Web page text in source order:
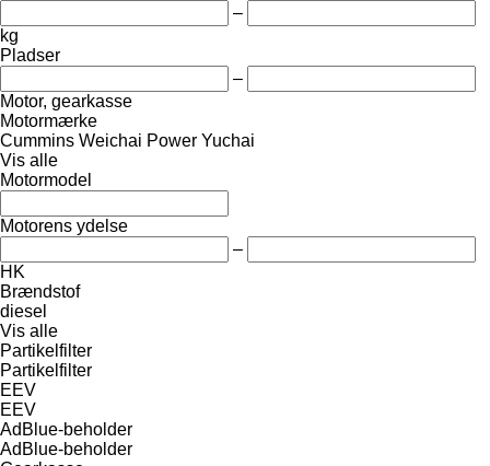
–
kg
Pladser
–
Motor, gearkasse
Motormærke
Cummins Weichai Power Yuchai
Vis alle
Motormodel
Motorens ydelse
–
HK
Brændstof
diesel
Vis alle
Partikelfilter
Partikelfilter
EEV
EEV
AdBlue-beholder
AdBlue-beholder